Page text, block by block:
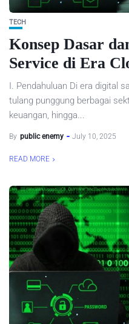
TECH
Konsep Dasar
Service di Era
I. Pendahuluan Di era digital
tulang punggung berbagai
keuangan, hingga...
By public enemy July 10, 2025
READ MORE